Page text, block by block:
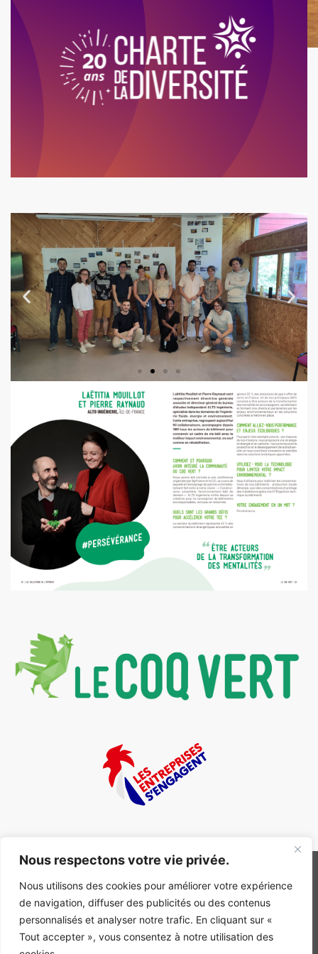
Nous respectons votre vie privée.
Nous utilisons des cookies pour améliorer votre expérience
de navigation, diffuser des publicités ou des contenus
personnalisés et analyser notre trafic. En cliquant sur «
Tout accepter », vous consentez à notre utilisation des
INGÉNIERIE DE L’ÉNERGIE ET DE L’ENVIRONNEMENT
CONCEVONS, ENSEMBLE, L’ENVIRONNEMENT BÂTI DE DEMAIN